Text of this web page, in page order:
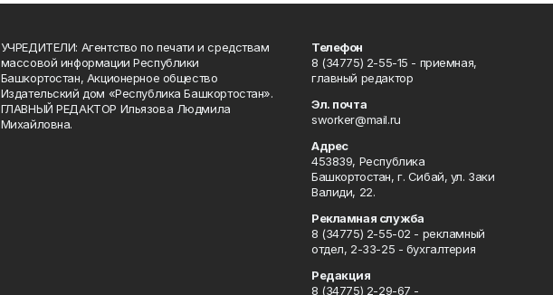
УЧРЕДИТЕЛИ: Агентство по печати и средствам
массовой информации Республики
Башкортостан, Акционерное общество
Издательский дом «Республика Башкортостан».
ГЛАВНЫЙ РЕДАКТОР Ильязова Людмила
Михайловна.
Телефон
8 (34775) 2-55-15 - приемная,
главный редактор
Эл. почта
sworker@mail.ru
Адрес
453839, Республика
Башкортостан, г. Сибай, ул. Заки
Валиди, 22.
Рекламная служба
8 (34775) 2-55-02 - рекламный
отдел, 2-33-25 - бухгалтерия
Редакция
8 (34775) 2-29-67 -